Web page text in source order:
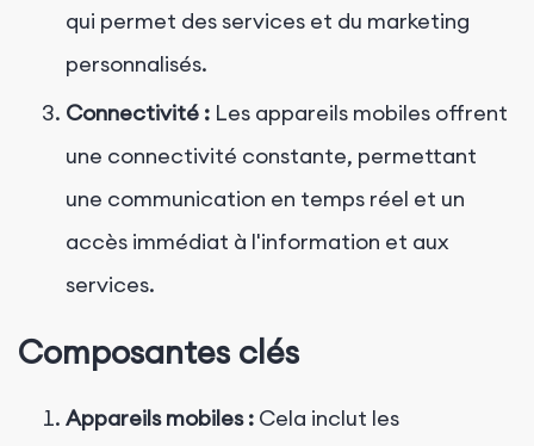
qui permet des services et du marketing
personnalisés.
Connectivité : Les appareils mobiles offrent
une connectivité constante, permettant
une communication en temps réel et un
accès immédiat à l'information et aux
services.
Composantes clés
Appareils mobiles : Cela inclut les